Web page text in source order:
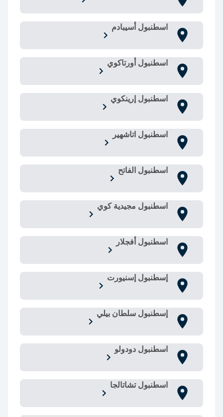
اسطنبول أسيبادم
اسطنبول أورتاكوي
اسطنبول إرينكوي
اسطنبول اتاشهير
اسطنبول الفاتح
اسطنبول مجيدية كوي
اسطنبول أفجلار
إسطنبول إسنيورت
إسطنبول سلطان بيلي
اسطنبول دودولو
اسطنبول تشاتالجا